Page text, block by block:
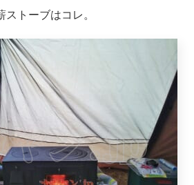
トーブはコレ。